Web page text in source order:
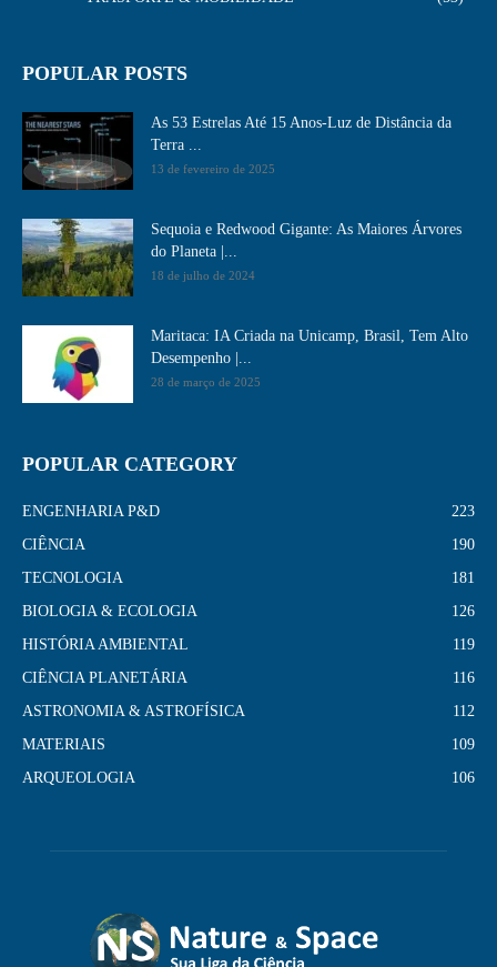
POPULAR POSTS
As 53 Estrelas Até 15 Anos-Luz de Distância da
Terra ...
13 de fevereiro de 2025
Sequoia e Redwood Gigante: As Maiores Árvores
do Planeta |...
18 de julho de 2024
Maritaca: IA Criada na Unicamp, Brasil, Tem Alto
Desempenho​ |...
28 de março de 2025
POPULAR CATEGORY
ENGENHARIA P&D
223
CIÊNCIA
190
TECNOLOGIA
181
BIOLOGIA & ECOLOGIA
126
HISTÓRIA AMBIENTAL
119
CIÊNCIA PLANETÁRIA
116
ASTRONOMIA & ASTROFÍSICA
112
MATERIAIS
109
ARQUEOLOGIA
106